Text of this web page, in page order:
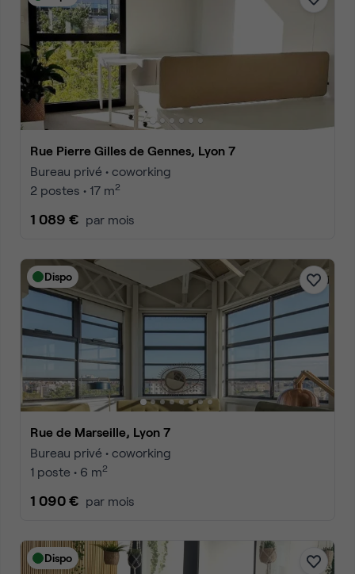
Rue Pierre Gilles de Gennes, Lyon 7
Bureau privé • coworking
2 postes • 17 m2
1 089 € par mois
Dispo
Rue de Marseille, Lyon 7
Bureau privé • coworking
1 poste • 6 m2
1 090 € par mois
Dispo